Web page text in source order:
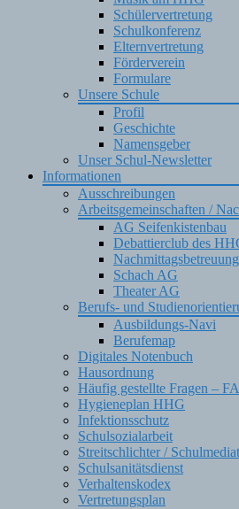
Schülervertretung
Schulkonferenz
Elternvertretung
Förderverein
Formulare
Unsere Schule
Profil
Geschichte
Namensgeber
Unser Schul-Newsletter
Informationen
Ausschreibungen
Arbeitsgemeinschaften /
AG Seifenkistenbau
Debattierclub des
Nachmittagsbetreuung
Schach AG
Theater AG
Berufs- und
Ausbildungs-Navi
Berufemap
Digitales Notenbuch
Hausordnung
Häufig gestellte Fragen –
Hygieneplan HHG
Infektionsschutz
Schulsozialarbeit
Streitschlichter /
Schulsanitätsdienst
Verhaltenskodex
Vertretungsplan